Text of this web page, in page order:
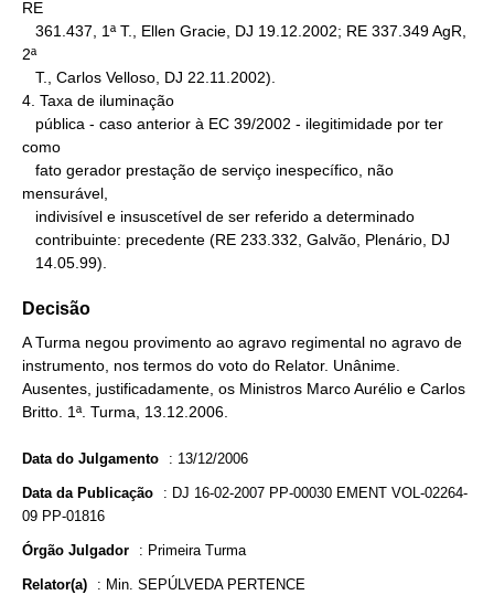
RE
2ª
4. Taxa de iluminação
como
mensurável,
   14.05.99).
Decisão
A Turma negou provimento ao agravo regimental no agravo de
instrumento, nos termos do voto do Relator. Unânime.
Ausentes, justificadamente, os Ministros Marco Aurélio e Carlos
Britto. 1ª. Turma, 13.12.2006.
Data do Julgamento : 13/12/2006
Data da Publicação : DJ 16-02-2007 PP-00030 EMENT VOL-02264-
09 PP-01816
Órgão Julgador : Primeira Turma
Relator(a) : Min. SEPÚLVEDA PERTENCE